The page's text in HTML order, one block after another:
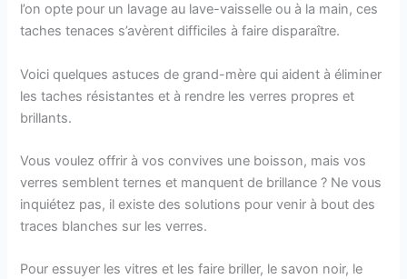
l’on opte pour un lavage au lave-vaisselle ou à la main, ces
taches tenaces s’avèrent difficiles à faire disparaître.
Voici quelques astuces de grand-mère qui aident à éliminer
les taches résistantes et à rendre les verres propres et
brillants.
Vous voulez offrir à vos convives une boisson, mais vos
verres semblent ternes et manquent de brillance ? Ne vous
inquiétez pas, il existe des solutions pour venir à bout des
traces blanches sur les verres.
Pour essuyer les vitres et les faire briller, le savon noir, le